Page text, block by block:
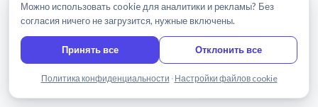
transcribe lengthy practice coun...
Julie D.
Roanoke, VA USA
Написать нам
Можно использовать cookie для аналитики и рекламы? Без
согласия ничего не загрузится, нужные включены.
Принять все Отклонить все
Политика конфиденциальности · Настройки файлов cookie